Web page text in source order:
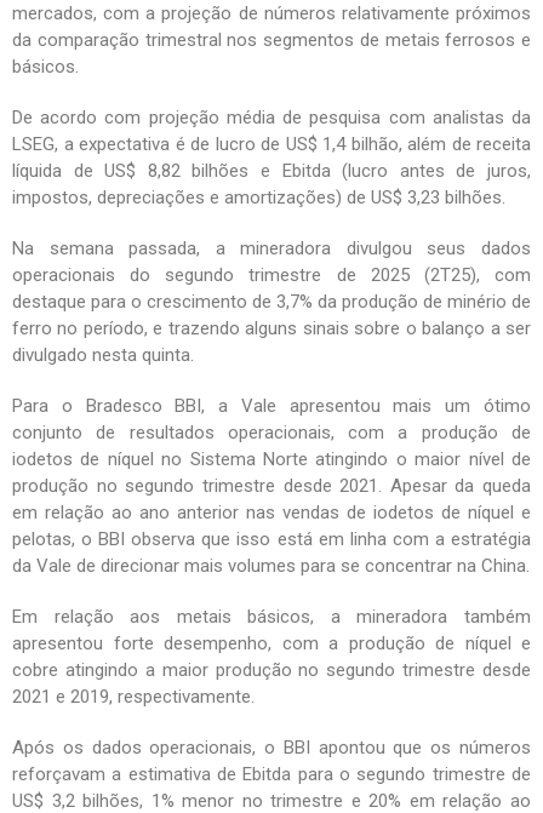
mercados, com a projeção de números relativamente próximos
da comparação trimestral nos segmentos de metais ferrosos e
básicos.
De acordo com projeção média de pesquisa com analistas da
LSEG, a expectativa é de lucro de US$ 1,4 bilhão, além de receita
líquida de US$ 8,82 bilhões e Ebitda (lucro antes de juros,
impostos, depreciações e amortizações) de US$ 3,23 bilhões.
Na semana passada, a mineradora divulgou seus dados
operacionais do segundo trimestre de 2025 (2T25), com
destaque para o crescimento de 3,7% da produção de minério de
ferro no período, e trazendo alguns sinais sobre o balanço a ser
divulgado nesta quinta.
Para o Bradesco BBI, a Vale apresentou mais um ótimo
conjunto de resultados operacionais, com a produção de
iodetos de níquel no Sistema Norte atingindo o maior nível de
produção no segundo trimestre desde 2021. Apesar da queda
em relação ao ano anterior nas vendas de iodetos de níquel e
pelotas, o BBI observa que isso está em linha com a estratégia
da Vale de direcionar mais volumes para se concentrar na China.
Em relação aos metais básicos, a mineradora também
apresentou forte desempenho, com a produção de níquel e
cobre atingindo a maior produção no segundo trimestre desde
2021 e 2019, respectivamente.
Após os dados operacionais, o BBI apontou que os números
reforçavam a estimativa de Ebitda para o segundo trimestre de
US$ 3,2 bilhões, 1% menor no trimestre e 20% em relação ao